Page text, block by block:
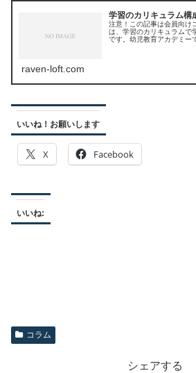
学習のカリキュラム構
注意！この記事は会員向け
は、学習のカリキュラムで
です。幼児教育アカデミー
raven-loft.com
いいね！お願いします
X Facebook
いいね:
コラム
シェアする